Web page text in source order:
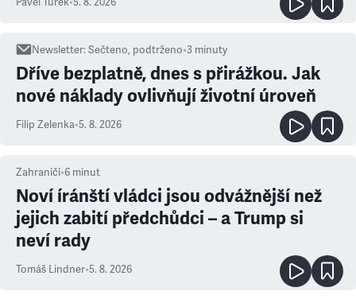
Newsletter:Sečteno, podtrženo•3 minuty
Dříve bezplatně, dnes s přirážkou. Jak
nové náklady ovlivňují životní úroveň
Filip Zelenka•5. 8. 2026
Zahraničí•6 minut
Noví íránští vládci jsou odvážnější než
jejich zabití předchůdci – a Trump si
neví rady
Tomáš Lindner•5. 8. 2026